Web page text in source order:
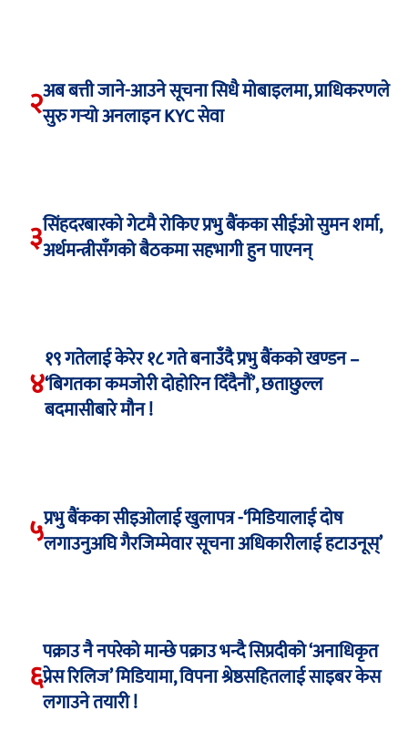
२अब बत्ती जाने-आउने सूचना सिधै मोबाइलमा, प्राधिकरणले
सुरु गर्‍यो अनलाइन KYC सेवा
३सिंहदरबारको गेटमै रोकिए प्रभु बैंकका सीईओ सुमन शर्मा,
अर्थमन्त्रीसँगको बैठकमा सहभागी हुन पाएनन्
४
१९ गतेलाई केरेर १८ गते बनाउँदै प्रभु बैंकको खण्डन –
‘बिगतका कमजोरी दोहोरिन दिँदैनौं’, छताछुल्ल
बदमासीबारे मौन !
५प्रभु बैंकका सीइओलाई खुलापत्र -‘मिडियालाई दोष
लगाउनुअघि गैरजिम्मेवार सूचना अधिकारीलाई हटाउनूस्’
६
पक्राउ नै नपरेको मान्छे पक्राउ भन्दै सिप्रदीको ‘अनाधिकृत
प्रेस रिलिज’ मिडियामा, विपना श्रेष्ठसहितलाई साइबर केस
लगाउने तयारी !